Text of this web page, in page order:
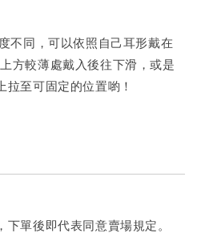
同，可以依照自己耳形戴在
方較薄處戴入後往下滑，或是
至可固定的位置喲！
單後即代表同意賣場規定。